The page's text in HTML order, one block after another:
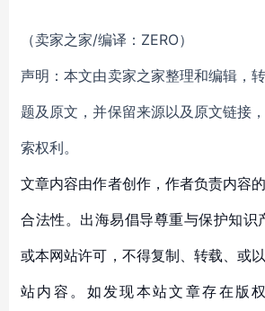
（卖家之家/编译：ZERO）
声明：本文由卖家之家整理和编辑，
题及原文，并保留来源以及原文链接
索权利。
文章内容由作者创作，作者负责内容
合法性。出海易倡导尊重与保护知识
或本网站许可，不得复制、转载、或
站内容。如发现本站文章存在版